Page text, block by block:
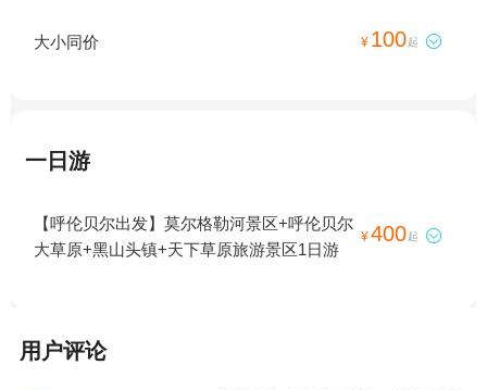
大小同价 ¥ 100起 
一日游
【呼伦贝尔出发】莫尔格勒河景区+呼伦贝尔
大草原+黑山头镇+天下草原旅游景区1日游
¥400起 
用户评论